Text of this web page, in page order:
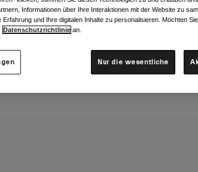
Informationen über Ihre Interaktionen mit der Website zu
Erfahrung und Ihre digitalen Inhalte zu personalisieren. Möchten
Datenschutzrichtlinie an.
Nur die wesentliche